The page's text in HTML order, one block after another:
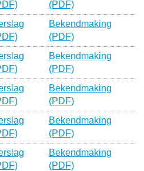
(PDF)
Bekendmaking
(PDF)
Bekendmaking
(PDF)
Bekendmaking
(PDF)
Bekendmaking
(PDF)
Bekendmaking
(PDF)